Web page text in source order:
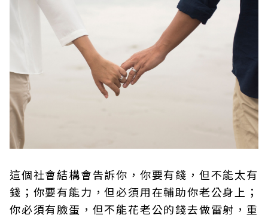
這個社會結構會告訴你，你要有錢，但不能太有
錢；你要有能力，但必須用在輔助你老公身上；
你必須有臉蛋，但不能花老公的錢去做雷射，重